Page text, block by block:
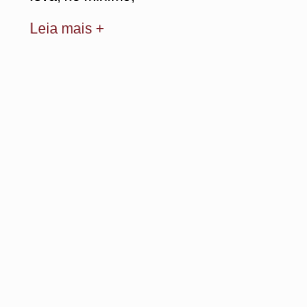
Leia mais +